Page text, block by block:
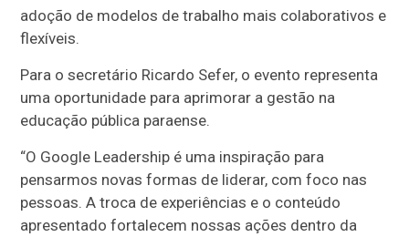
adoção de modelos de trabalho mais colaborativos e
flexíveis.
Para o secretário Ricardo Sefer, o evento representa
uma oportunidade para aprimorar a gestão na
educação pública paraense.
“O Google Leadership é uma inspiração para
pensarmos novas formas de liderar, com foco nas
pessoas. A troca de experiências e o conteúdo
apresentado fortalecem nossas ações dentro da